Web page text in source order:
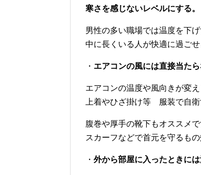
寒さを感じないレベルにする。
男性の多い職場では温度を下
中に長くいる人が快適に過ご
・ エアコンの風には直接当た
エアコンの温度や風向きが変え
上着やひざ掛け等 服装で自衛
腹巻や厚手の靴下もオススメで
スカーフなどで首元を守るもの
・ 外から部屋に入ったときには